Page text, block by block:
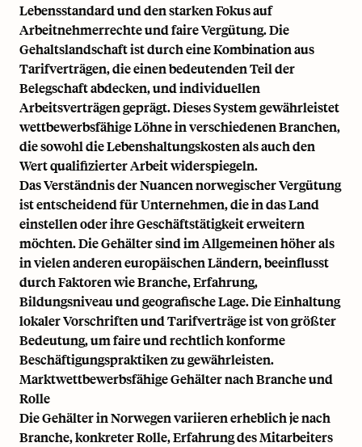
Lebensstandard und den starken Fokus auf
Arbeitnehmerrechte und faire Vergütung. Die
Gehaltslandschaft ist durch eine Kombination aus
Tarifverträgen, die einen bedeutenden Teil der
Belegschaft abdecken, und individuellen
Arbeitsverträgen geprägt. Dieses System gewährleistet
wettbewerbsfähige Löhne in verschiedenen Branchen,
die sowohl die Lebenshaltungskosten als auch den
Wert qualifizierter Arbeit widerspiegeln.
Das Verständnis der Nuancen norwegischer Vergütung
ist entscheidend für Unternehmen, die in das Land
einstellen oder ihre Geschäftstätigkeit erweitern
möchten. Die Gehälter sind im Allgemeinen höher als
in vielen anderen europäischen Ländern, beeinflusst
durch Faktoren wie Branche, Erfahrung,
Bildungsniveau und geografische Lage. Die Einhaltung
lokaler Vorschriften und Tarifverträge ist von größter
Bedeutung, um faire und rechtlich konforme
Beschäftigungspraktiken zu gewährleisten.
Marktwettbewerbsfähige Gehälter nach Branche und
Rolle
Die Gehälter in Norwegen variieren erheblich je nach
Branche, konkreter Rolle, Erfahrung des Mitarbeiters